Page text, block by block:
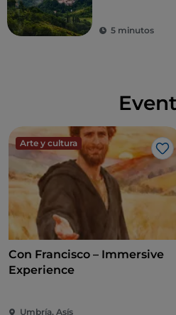
verde de Italia
5 minutos
Arte y cultura
Con Francisco – Immersive
Experience
Umbría, Asís